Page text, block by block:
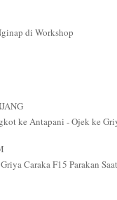
di Workshop
ke Antapani - Ojek ke
Caraka F15 Parakan Saat